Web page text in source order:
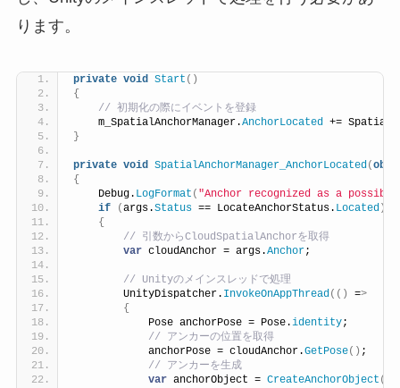
ります。
private void Start ()
{
// 初期化の際にイベントを登録
    m_SpatialAnchorManager.
AnchorLocated +=
}
private void SpatialAnchorManager_AnchorLocated(
{
    Debug.
LogFormat ( "Anchor recognized as a
if
(args.Status == LocateAnchorStatus. Located)
{
// 引数からCloudSpatialAnchorを取得
var cloudAnchor = args.Anchor;
// Unityのメインスレッドで処理
        UnityDispatcher.
InvokeOnAppThread(() =>
{
            Pose anchorPose = Pose.
identity;
// アンカーの位置を取得
            anchorPose = cloudAnchor.
GetPose() ;
// アンカーを生成
var anchorObject = CreateAnchorObject (